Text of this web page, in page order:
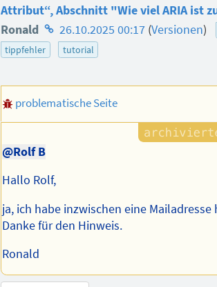
Attribut“, Abschnitt "Wie viel ARIA ist
Ronald Homepage
des
26.10.2025 00:17 (Versionen)
tippfehler tutorial
problematische Seite
@Rolf B
Hallo Rolf,
ja, ich habe inzwischen eine
Danke für den Hinweis.
Ronald